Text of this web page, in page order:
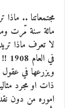
مجتمعاتنا .. ماذا
لا تعرف ماذا
ويزرعها في
ذات او مجرد
اموره من دون